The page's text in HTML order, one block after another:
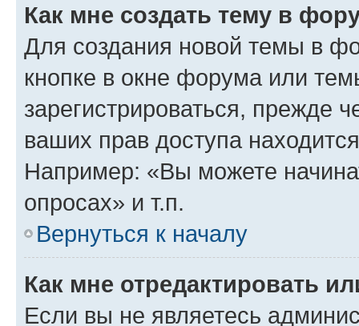
Как мне создать тему в
Для создания новой темы в
кнопке в окне форума или
зарегистрироваться, прежде
ваших прав доступа
Например: «Вы можете
опросах» и т.п.
Вернуться к началу
Как мне отредактировать
Если вы не являетесь